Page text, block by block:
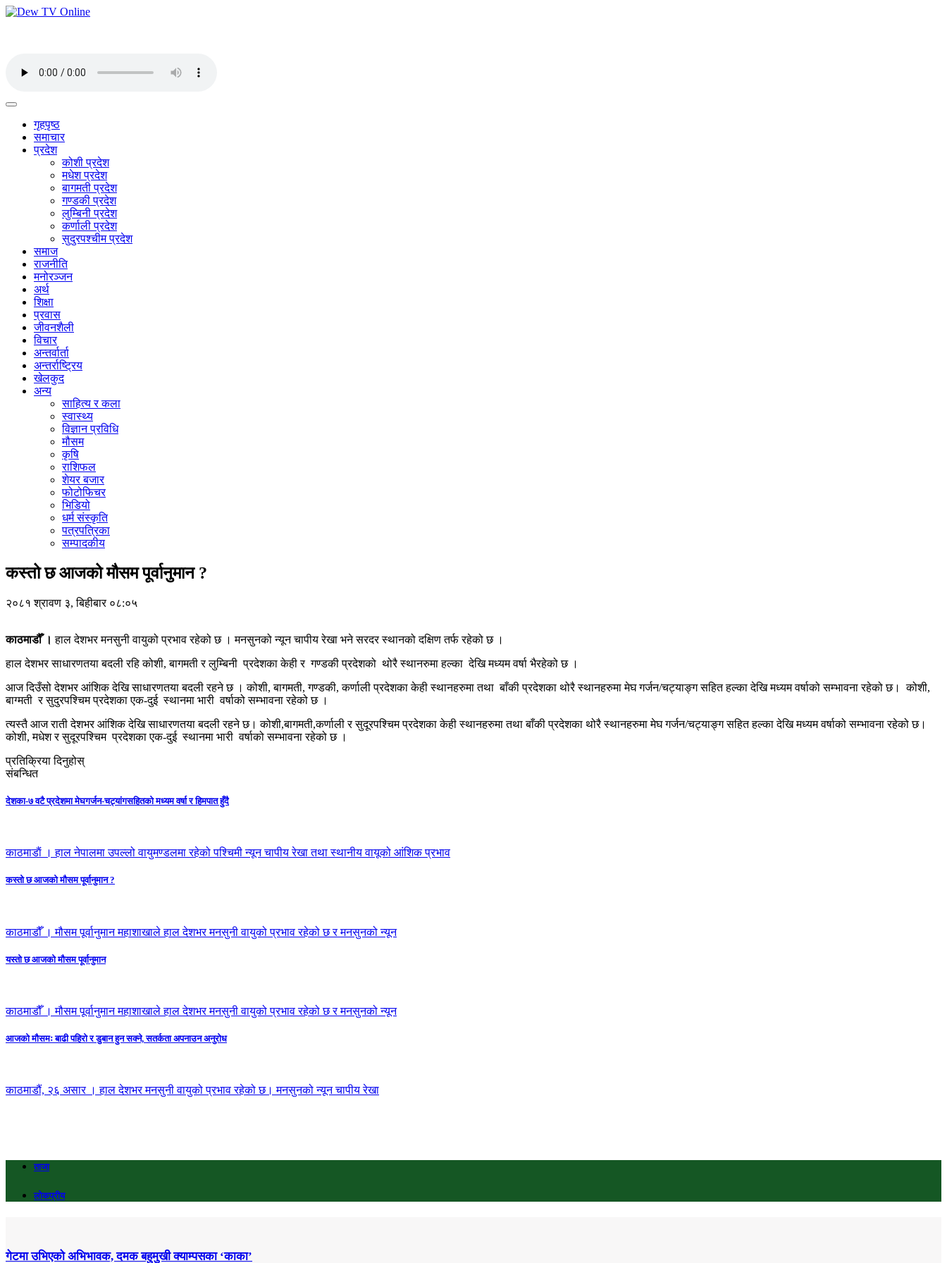
गृहपृष्ठ
समाचार
प्रदेश
कोशी प्रदेश
मधेश प्रदेश
बागमती प्रदेश
गण्डकी प्रदेश
लुम्बिनी प्रदेश
कर्णाली प्रदेश
सुदुरपश्चीम प्रदेश
समाज
राजनीति
मनोरञ्जन
अर्थ
शिक्षा
प्रवास
जीवनशैली
विचार
अन्तर्वार्ता
अन्तर्राष्ट्रिय
खेलकुद
अन्य
साहित्य र कला
स्वास्थ्य
विज्ञान प्रविधि
मौसम
कृषि
राशिफल
शेयर बजार
फोटोफिचर
भिडियो
धर्म संस्कृति
पत्रपत्रिका
सम्पादकीय
कस्तो छ आजको मौसम पूर्वानुमान ?
२०८१ श्रावण ३, बिहीबार ०८:०५
काठमाडौँ । हाल देशभर मनसुनी वायुको प्रभाव रहेको छ । मनसुनको न्यून चापीय रेखा भने सरदर स्थानको दक्षिण तर्फ रहेको छ ।
हाल देशभर साधारणतया बदली रहि कोशी, बागमती र लुम्बिनी प्रदेशका केही र गण्डकी प्रदेशको थोरै स्थानरुमा हल्का देखि मध्यम वर्षा भैरहेको छ ।
आज दिउँसो देशभर आंशिक देखि साधारणतया बदली रहने छ । कोशी, बागमती, गण्डकी, कर्णाली प्रदेशका केही स्थानहरुमा तथा बाँकी प्रदेशका थोरै स्थानहरुमा मेघ गर्जन/चट्याङ्ग सहित हल्का देखि मध्यम वर्षाको सम्भावना रहेको छ। कोशी,
बाग्मती र सुदुरपश्चिम प्रदेशका एक-दुई स्थानमा भारी वर्षाको सम्भावना रहेको छ ।
त्यस्तै आज राती देशभर आंशिक देखि साधारणतया बदली रहने छ। कोशी,बागमती,कर्णाली र सुदूरपश्चिम प्रदेशका केही स्थानहरुमा तथा बाँकी प्रदेशका थोरै स्थानहरुमा मेघ गर्जन/चट्याङ्ग सहित हल्का देखि मध्यम वर्षाको सम्भावना रहेको छ।
कोशी, मधेश र सुदूरपश्चिम प्रदेशका एक-दुई स्थानमा भारी वर्षाको सम्भावना रहेको छ ।
प्रतिक्रिया दिनुहोस्
संबन्धित
देशका-७ वटै प्रदेशमा मेघगर्जन-चट्यांगसहितकाे मध्यम वर्षा र हिमपात हुँदै
काठमाडाैं । हाल नेपालमा उपल्लो वायुमण्डलमा रहेको पश्चिमी न्यून चापीय रेखा तथा स्थानीय वायूको आंशिक प्रभाव
कस्तो छ आजको मौसम पूर्वानुमान ?
काठमाडौँ । मौसम पूर्वानुमान महाशाखाले हाल देशभर मनसुनी वायुको प्रभाव रहेको छ र मनसुनको न्यून
यस्तो छ आजको मौसम पूर्वानुमान
काठमाडौँ । मौसम पूर्वानुमान महाशाखाले हाल देशभर मनसुनी वायुको प्रभाव रहेको छ र मनसुनको न्यून
आजको मौसमः बाढी पहिराे र डुबान हुन सक्ने, सतर्कता अपनाउन अनुराेध
काठमाडौं, २६ असार । हाल देशभर मनसुनी वायुको प्रभाव रहेको छ। मनसुनको न्यून चापीय रेखा
ताजा
लोकप्रीय
गेटमा उभिएको अभिभावक, दमक बहुमुखी क्याम्पसका ‘काका’